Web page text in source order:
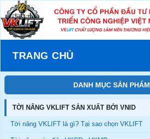
TRANG CHỦ
DANH MỤC SẢN PHẨM
TỜI NÂNG VKLIFT SẢN XUẤT BỞI VNID
Tời nâng VKLIFT là gì? Tại sao chọn VKLIFT